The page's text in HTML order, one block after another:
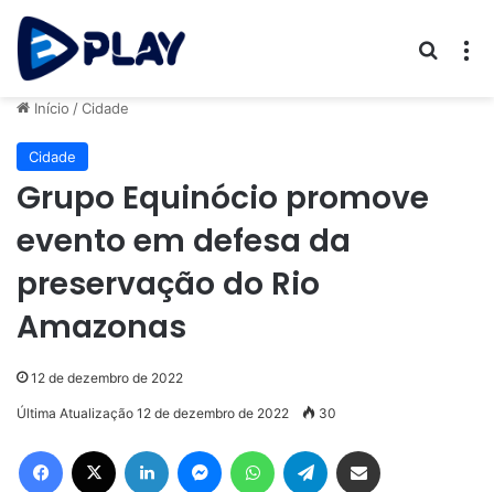
Início /Cidade
Cidade
Grupo Equinócio promove
evento em defesa da
preservação do Rio
Amazonas
12 de dezembro de 2022
Última Atualização 12 de dezembro de 2022 30
Facebook Linkedin MessengerWhatsAppTelegram